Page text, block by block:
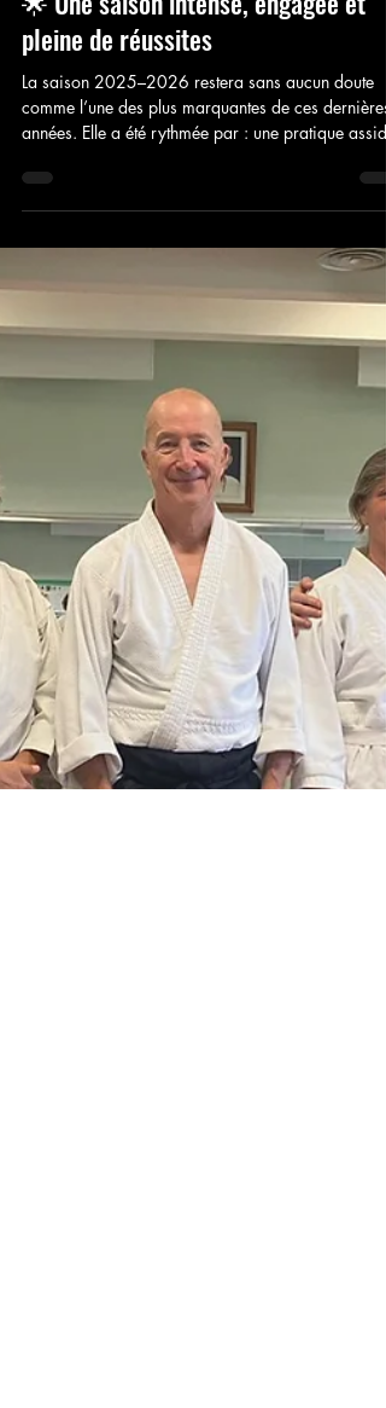
🌟 Une saison intense, engagée et
pleine de réussites
La saison 2025–2026 restera sans aucun doute
comme l’une des plus marquantes de ces dernières
années. Elle a été rythmée par : une pratique
et un investissement remarquable sur les tatamis ;
recherche technique constante, portée par la
curiosité et l’envie de progresser ; une entraide
sincère entre les membres, quel que soit leur
un esprit de partage fidèle aux valeurs profondes
l’Aïkido.